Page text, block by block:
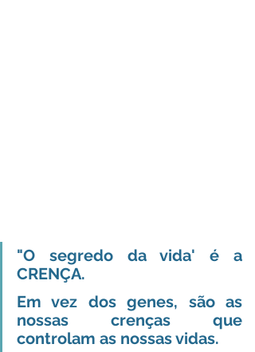
"O segredo da vida' é a
CRENÇA.
Em vez dos genes, são as
nossas crenças que
controlam as nossas vidas.